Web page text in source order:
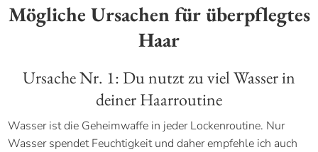
Mögliche Ursachen für überpflegtes
Haar
Ursache Nr. 1: Du nutzt zu viel Wasser in
deiner Haarroutine
Wasser ist die Geheimwaffe in jeder Lockenroutine. Nur
Wasser spendet Feuchtigkeit und daher empfehle ich auch